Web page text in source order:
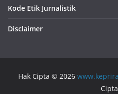
Kode Etik Jurnalistik
Disclaimer
Hak Cipta © 2026